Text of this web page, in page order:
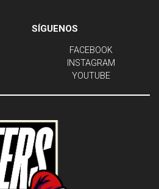
SÍGUENOS
FACEBOOK
INSTAGRAM
YOUTUBE